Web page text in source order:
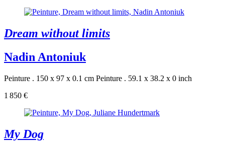
Dream without limits
Nadin Antoniuk
Peinture . 150 x 97 x 0.1 cm Peinture . 59.1 x 38.2 x 0 inch
1 850 €
My Dog